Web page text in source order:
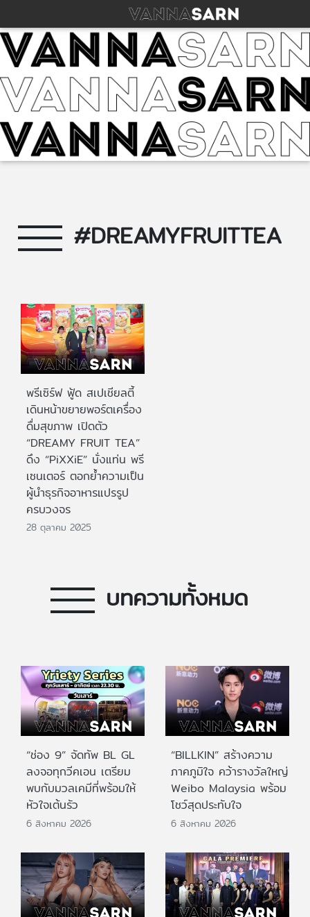
#DREAMYFRUITTEA
พรีเซิร์ฟ ฟู้ด สเปเชียลตี้
เดินหน้าขยายพอร์ตเครื่อง
ดื่มสุขภาพ เปิดตัว
“DREAMY FRUIT TEA”
ดึง “PiXXiE” นั่งแท่น พรี
เซนเตอร์ ตอกย้ำความเป็น
ผู้นำธุรกิจอาหารแปรรูป
ครบวงจร
28 ตุลาคม 2025
บทความทั้งหมด
“ช่อง 9” จัดทัพ BL GL
ลงจอทุกวีคเอน เตรียม
พบกับมวลเคมีที่พร้อมให้
หัวใจเต้นรัว
6 สิงหาคม 2026
“BILLKIN” สร้างความ
ภาคภูมิใจ คว้ารางวัลใหญ่
Weibo Malaysia พร้อม
โชว์สุดประทับใจ
6 สิงหาคม 2026